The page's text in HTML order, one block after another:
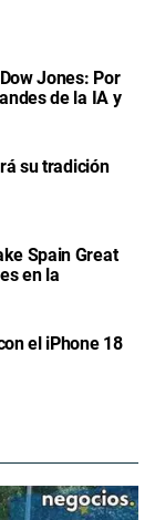
Jones: Por
de la IA y
su tradición
Spain Great
en la
el iPhone 18